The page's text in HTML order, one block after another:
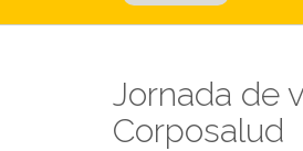
Jornada de
Corposalud